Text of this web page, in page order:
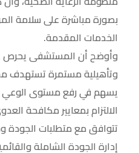
بصورة مباشرة على سلامة
الخدمات المقدمة.
وأوضح أن المستشفى يحرص
وتأهيلية مستمرة تستهدف
يسهم في رفع مستوى الوعي
الالتزام بمعايير مكافحة
تتوافق مع متطلبات الجودة
إدارة الجودة الشاملة